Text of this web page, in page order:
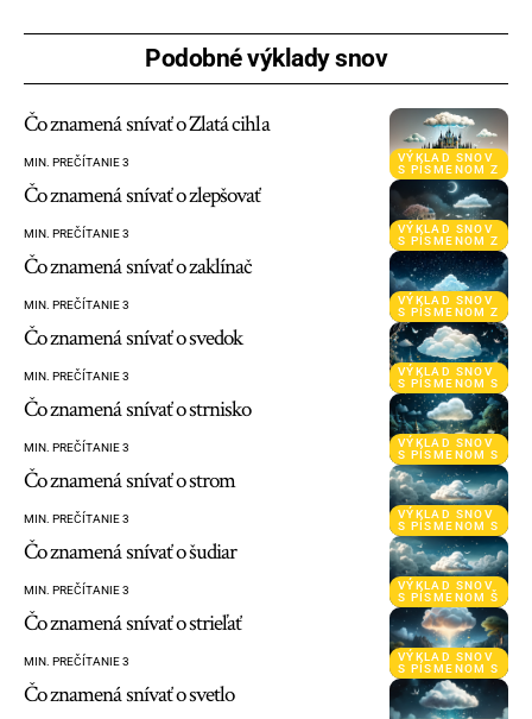
Podobné výklady snov
VÝKLAD SNOV
S PÍSMENOM Z
Čo znamená snívať o Zlatá cihla
MIN. PREČÍTANIE 3
VÝKLAD SNOV
S PÍSMENOM Z
Čo znamená snívať o zlepšovať
MIN. PREČÍTANIE 3
VÝKLAD SNOV
S PÍSMENOM Z
Čo znamená snívať o zaklínač
MIN. PREČÍTANIE 3
VÝKLAD SNOV
S PÍSMENOM S
Čo znamená snívať o svedok
MIN. PREČÍTANIE 3
VÝKLAD SNOV
S PÍSMENOM S
Čo znamená snívať o strnisko
MIN. PREČÍTANIE 3
VÝKLAD SNOV
S PÍSMENOM S
Čo znamená snívať o strom
MIN. PREČÍTANIE 3
VÝKLAD SNOV
S PÍSMENOM Š
Čo znamená snívať o šudiar
MIN. PREČÍTANIE 3
VÝKLAD SNOV
S PÍSMENOM S
Čo znamená snívať o strieľať
MIN. PREČÍTANIE 3
Čo znamená snívať o svetlo